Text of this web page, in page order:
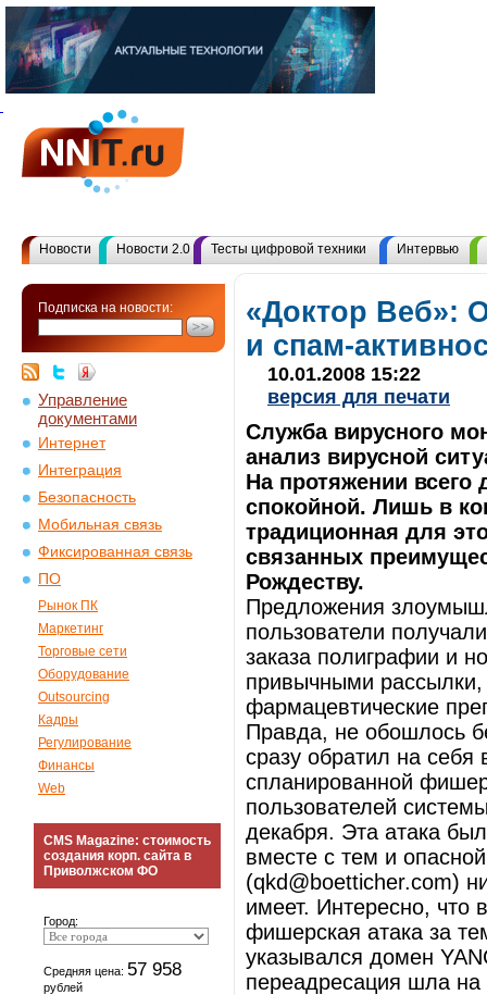
Новости Новости 2.0 Тесты цифровой техники Интервью
Подписка на новости:
Управление
документами
Интернет
Интеграция
Безопасность
Мобильная связь
Фиксированная связь
ПО
Рынок ПК
Маркетинг
Торговые сети
Оборудование
Outsourcing
Кадры
Регулирование
Финансы
Web
CMS Magazine: стоимость
создания корп. сайта в
Приволжском ФО
Город:
Средняя цена: 57 958
рублей
«Доктор Веб»:
и спам-
10.01.2008 15:22
версия для печати
Служба вирусного
анализ вирусной
На протяжении всего
спокойной. Лишь в
традиционная для
связанных
Рождеству.
Предложения
пользователи
заказа полиграфии и
привычными
фармацевтические
Правда, не обошлось
сразу обратил на
спланированной
пользователей
декабря. Эта атака
вместе с тем и
(qkd@boetticher.com)
имеет. Интересно, что
фишерская атака за
указывался домен
переадресация шла